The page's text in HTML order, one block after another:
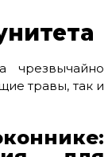
чрезвычайно
травы, так и